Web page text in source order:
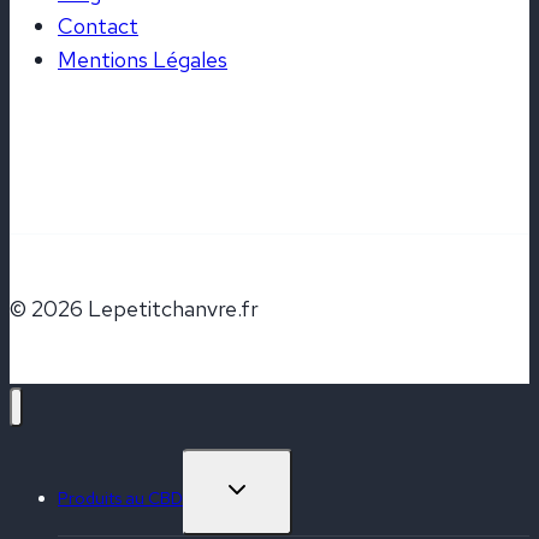
Contact
Mentions Légales
© 2026 Lepetitchanvre.fr
Produits au CBD
OUVRIR/FERMER
MENU